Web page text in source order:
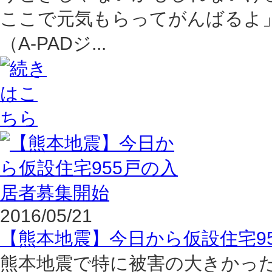
ここで元気もらってがんばるよ
（A-PADジ...
2016/05/21
【熊本地震】今日から仮設住宅
熊本地震で特に被害の大きかっ